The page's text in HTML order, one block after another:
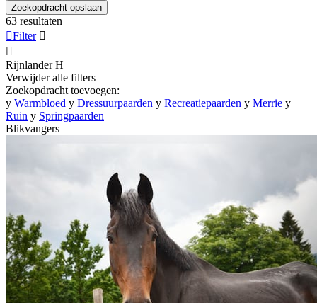
Zoekopdracht opslaan
63 resultaten
Filter 

Rijnlander H
Verwijder alle filters
Zoekopdracht toevoegen:
y Warmbloed y Dressuurpaarden y Recreatiepaarden y Merrie y
Ruin y Springpaarden
Blikvangers